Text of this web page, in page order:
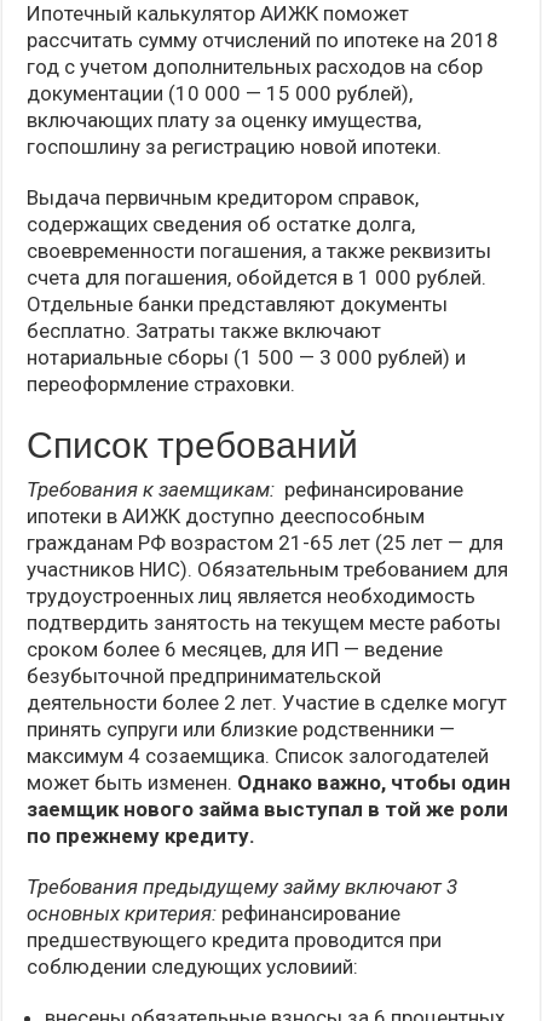
Ипотечный калькулятор АИЖК поможет
рассчитать сумму отчислений по ипотеке на 2018
год с учетом дополнительных расходов на сбор
документации (10 000 — 15 000 рублей),
включающих плату за оценку имущества,
госпошлину за регистрацию новой ипотеки.
Выдача первичным кредитором справок,
содержащих сведения об остатке долга,
своевременности погашения, а также реквизиты
счета для погашения, обойдется в 1 000 рублей.
Отдельные банки представляют документы
бесплатно. Затраты также включают
нотариальные сборы (1 500 — 3 000 рублей) и
переоформление страховки.
Список требований
Требования к заемщикам: рефинансирование
ипотеки в АИЖК доступно дееспособным
гражданам РФ возрастом 21-65 лет (25 лет — для
участников НИС). Обязательным требованием для
трудоустроенных лиц является необходимость
подтвердить занятость на текущем месте работы
сроком более 6 месяцев, для ИП — ведение
безубыточной предпринимательской
деятельности более 2 лет. Участие в сделке могут
принять супруги или близкие родственники —
максимум 4 созаемщика. Список залогодателей
может быть изменен. Однако важно, чтобы один
заемщик нового займа выступал в той же роли
по прежнему кредиту.
Требования предыдущему займу включают 3
основных критерия: рефинансирование
предшествующего кредита проводится при
соблюдении следующих условиий: